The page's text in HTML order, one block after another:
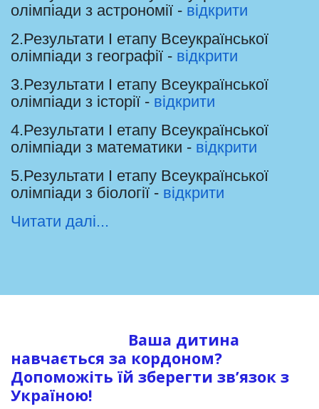
олімпіади з астрономії - відкрити
2.Результати І етапу Всеукраїнської
олімпіади з географії - відкрити
3.Результати І етапу Всеукраїнської
олімпіади з історії - відкрити
4.Результати І етапу Всеукраїнської
олімпіади з математики - відкрити
5.Результати І етапу Всеукраїнської
олімпіади з біології - відкрити
Читати далі...
Ваша дитина
навчається за кордоном?
Допоможіть їй зберегти зв’язок з
Україною!